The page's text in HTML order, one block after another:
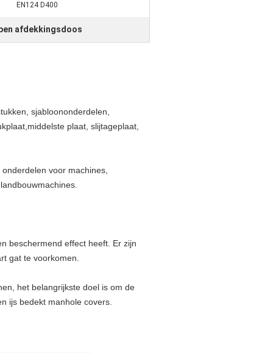
EN124 D400
afdekkingsdoos
sjabloononderdelen,
plaat, slijtageplaat,
voor machines,
beschermend effect heeft. Er zijn
gat te voorkomen.
het belangrijkste doel is om de
ijs bedekt manhole covers.